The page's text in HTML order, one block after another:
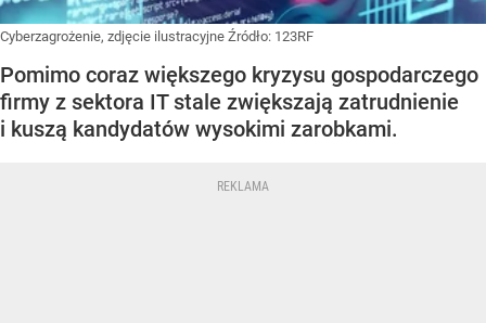
Cyberzagrożenie, zdjęcie ilustracyjne Źródło: 123RF
Pomimo coraz większego kryzysu gospodarczego
firmy z sektora IT stale zwiększają zatrudnienie
i kuszą kandydatów wysokimi zarobkami.